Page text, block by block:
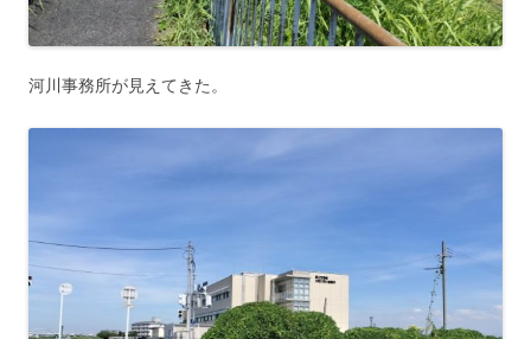
河川事務所が見えてきた。